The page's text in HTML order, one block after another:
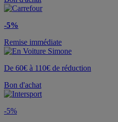
-5%
Remise immédiate
De 60€ à 110€ de réduction
Bon d'achat
-5%